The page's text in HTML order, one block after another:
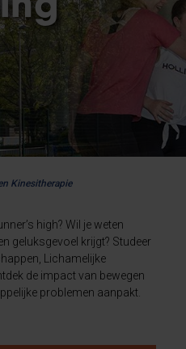
Kinesitherapie
high? Wil je weten
geluksgevoel krijgt? Studeer
Lichamelijke
de impact van bewegen
problemen aanpakt.